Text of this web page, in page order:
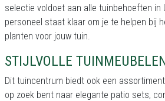
selectie voldoet aan alle tuinbehoeften in
personeel staat klaar om je te helpen bij
planten voor jouw tuin.
STIJLVOLLE
Dit tuincentrum biedt ook een assortiment
op zoek bent naar elegante patio sets,